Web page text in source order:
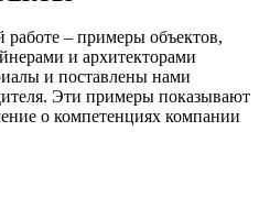
– примеры объектов,
и архитекторами
и поставлены нами
Эти примеры показывают
о компетенциях компании